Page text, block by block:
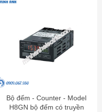
Bộ đếm - Counter - Model
H8GN bộ đếm có truyền